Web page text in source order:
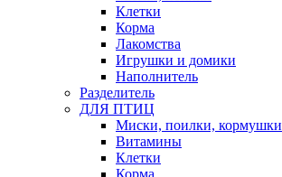
Клетки
Корма
Лакомства
Игрушки и домики
Наполнитель
Разделитель
ДЛЯ ПТИЦ
Миски, поилки, кормушки
Витамины
Клетки
Корма